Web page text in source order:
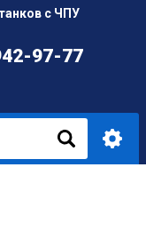
с ЧПУ
97-77